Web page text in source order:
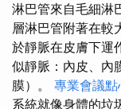
淋巴管來自毛細淋
層淋巴管附著在較
於靜脈在皮膚下運
似靜脈：內皮、內
膜）。 專業會議
系統就像身體的垃